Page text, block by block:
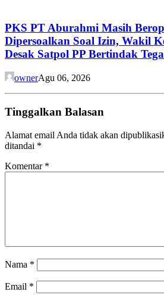
PKS PT Aburahmi Masih
Dipersoalkan Soal Izin, Wakil
Desak Satpol PP Bertindak
ownerAgu 06, 2026
Tinggalkan Balasan
Alamat email Anda tidak akan
ditandai *
Komentar *
Nama *
Email *